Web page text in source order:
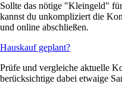
Sollte das nötige "Kleingeld"
kannst du unkompliziert die
und online abschließen.
Hauskauf geplant?
Prüfe und vergleiche aktuelle
berücksichtige dabei etwaige